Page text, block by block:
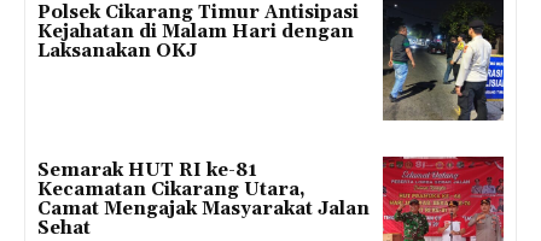
Polsek Cikarang Timur Antisipasi
Kejahatan di Malam Hari dengan
Laksanakan OKJ
Semarak HUT RI ke-81
Kecamatan Cikarang Utara,
Camat Mengajak Masyarakat Jalan
Sehat